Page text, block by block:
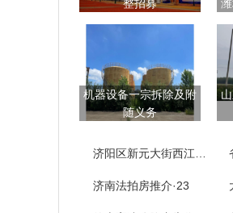
整招募
机器设备一宗拆除及附
随义务
济南法拍房推介·23